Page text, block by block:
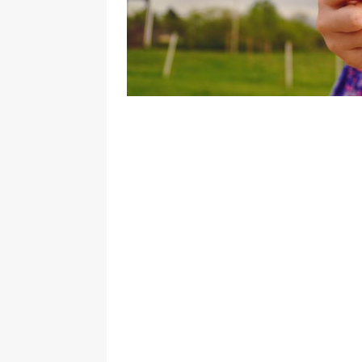
தொழில்நுட்பம்